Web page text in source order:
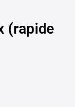
(rapide